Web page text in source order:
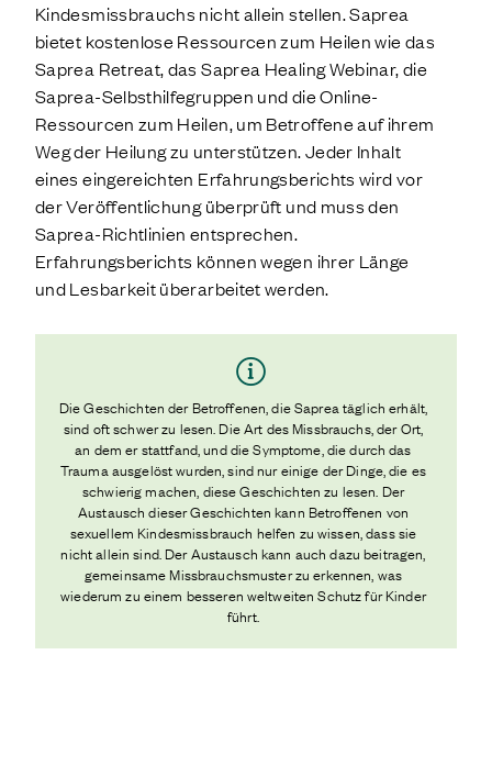
Kindesmissbrauchs nicht allein stellen. Saprea
bietet kostenlose Ressourcen zum Heilen wie das
Saprea Retreat, das Saprea Healing Webinar, die
Saprea-Selbsthilfegruppen und die Online-
Ressourcen zum Heilen, um Betroffene auf ihrem
Weg der Heilung zu unterstützen. Jeder Inhalt
eines eingereichten Erfahrungsberichts wird vor
der Veröffentlichung überprüft und muss den
Saprea-Richtlinien entsprechen.
Erfahrungsberichts können wegen ihrer Länge
und Lesbarkeit überarbeitet werden.
Die Geschichten der Betroffenen, die Saprea täglich erhält,
sind oft schwer zu lesen. Die Art des Missbrauchs, der Ort,
an dem er stattfand, und die Symptome, die durch das
Trauma ausgelöst wurden, sind nur einige der Dinge, die es
schwierig machen, diese Geschichten zu lesen. Der
Austausch dieser Geschichten kann Betroffenen von
sexuellem Kindesmissbrauch helfen zu wissen, dass sie
nicht allein sind. Der Austausch kann auch dazu beitragen,
gemeinsame Missbrauchsmuster zu erkennen, was
wiederum zu einem besseren weltweiten Schutz für Kinder
führt.